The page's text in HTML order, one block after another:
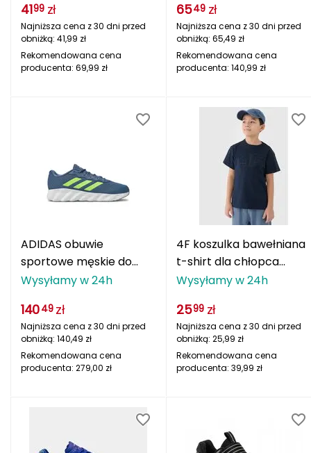
NALGENE
NILS
NILS FUN
Nike
Nikwax Waterproofing
Nomad Face
Northfinder
4199 zł
Najniższa cena z 30 dni przed
obniżką: 41,99 zł
Rekomendowana cena
producenta: 69,99 zł
6549 zł
Najniższa cena z 30 dni przed
obniżką: 65,49 zł
Rekomendowana cena
producenta: 140,99 zł
ADIDAS obuwie
sportowe męskie do
biegania IH6045 SWITCH
Wysyłamy w 24h
14049 zł
Najniższa cena z 30 dni przed
obniżką: 140,49 zł
Rekomendowana cena
producenta: 279,00 zł
4F koszulka bawełniana
t-shirt dla chłopca
4FJWMM00TTSHM2331
Wysyłamy w 24h
2599 zł
Najniższa cena z 30 dni przed
obniżką: 25,99 zł
Rekomendowana cena
producenta: 39,99 zł